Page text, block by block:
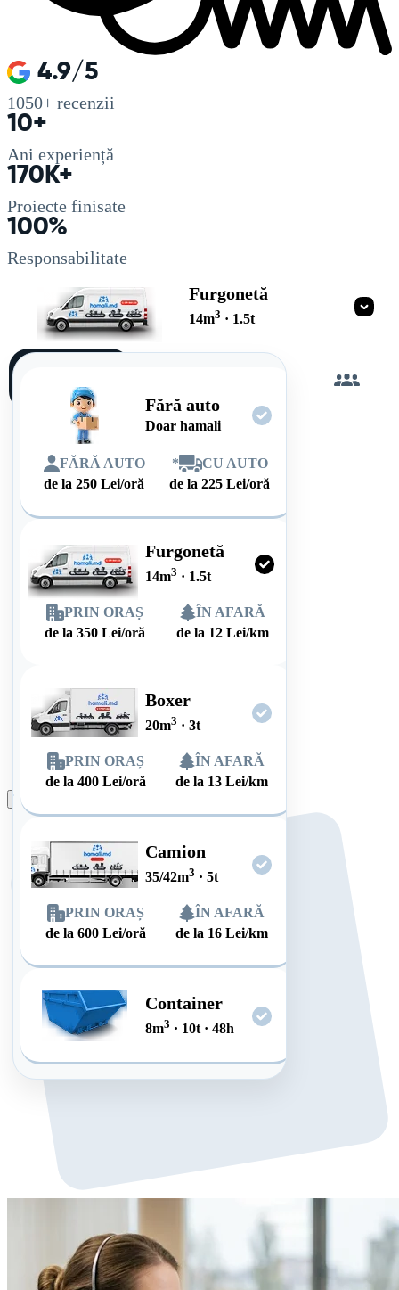
4.9/5
1050+ recenzii
10+
Ani experiență
170K+
Proiecte finisate
100%
Responsabilitate
Furgonetă
14m3 · 1.5t
Fără auto
Doar hamali
FĂRĂ AUTO
de la250 Lei/oră
*
CU AUTO
de la225 Lei/oră
Furgonetă
14m3 · 1.5t
PRIN ORAȘ
de la 350 Lei/oră
ÎN AFARĂ
de la 12 Lei/km
Boxer
20m3 · 3t
PRIN ORAȘ
de la400 Lei/oră
ÎN AFARĂ
de la 13 Lei/km
Camion
35/42m3 · 5t
PRIN ORAȘ
de la600 Lei/oră
ÎN AFARĂ
de la 16 Lei/km
Container
8m3 · 10t · 48h
singur
Plasează comanda